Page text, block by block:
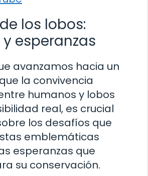
los lobos:
esperanzas
avanzamos hacia un
la convivencia
humanos y lobos
real, es crucial
los desafíos que
emblemáticas
esperanzas que
su conservación.